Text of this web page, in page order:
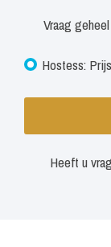
Vraag
Hostess:
Heeft u